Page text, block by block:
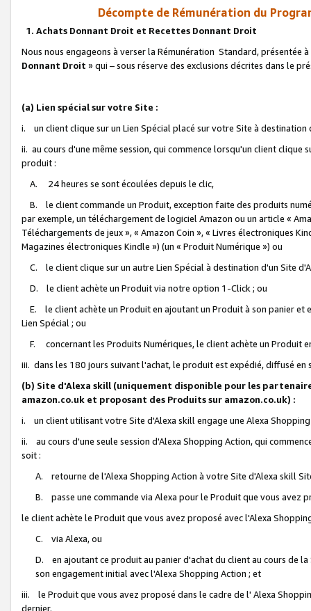
Décompte de Rémunération du
1. Achats Donnant Droit et Recettes Donnant Droit
Nous nous engageons à verser la Rémunération Standard, présentée
Donnant Droit » qui – sous réserve des exclusions décrites dans le
(a) Lien spécial sur votre Site :
i. un client clique sur un Lien Spécial placé sur votre Site à destination
ii. au cours d'une même session, qui commence lorsqu'un client
produit :
A. 24 heures se sont écoulées depuis le clic,
B. le client commande un Produit, exception faite des produits
par exemple, un téléchargement de logiciel Amazon ou un article «
Téléchargements de jeux », « Amazon Coin », « Livres électroniques
Magazines électroniques Kindle ») (un « Produit Numérique ») ou
C. le client clique sur un autre Lien Spécial à destination d'un Site
D. le client achète un Produit via notre option 1-Click ; ou
E. le client achète un Produit en ajoutant un Produit à son panier et
Lien Spécial ; ou
F. concernant les Produits Numériques, le client achète un Produit
iii. dans les 180 jours suivant l'achat, le produit est expédié, diffusé
(b) Site d'Alexa skill (uniquement disponible pour les
amazon.co.uk et proposant des Produits sur amazon.co.uk) :
i. un client utilisant votre Site d'Alexa skill engage une Alexa
ii. au cours d'une seule session d'Alexa Shopping Action, qui
soit :
A. retourne de l'Alexa Shopping Action à votre Site d'Alexa skill
B. passe une commande via Alexa pour le Produit que vous avez
le client achète le Produit que vous avez proposé avec l'Alexa
C. via Alexa, ou
D. en ajoutant ce produit au panier d'achat du client au cours de
son engagement initial avec l'Alexa Shopping Action ; et
iii. le Produit que vous avez proposé dans le cadre de l' Alexa
dernier.